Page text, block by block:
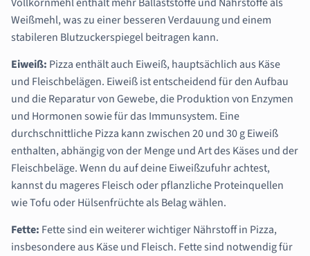
Weißmehl, was zu einer besseren Verdauung und einem
stabileren Blutzuckerspiegel beitragen kann.
Eiweiß: Pizza enthält auch Eiweiß, hauptsächlich aus Käse
und Fleischbelägen. Eiweiß ist entscheidend für den Aufbau
und die Reparatur von Gewebe, die Produktion von Enzymen
und Hormonen sowie für das Immunsystem. Eine
durchschnittliche Pizza kann zwischen 20 und 30 g Eiweiß
enthalten, abhängig von der Menge und Art des Käses und der
Fleischbeläge. Wenn du auf deine Eiweißzufuhr achtest,
kannst du mageres Fleisch oder pflanzliche Proteinquellen
wie Tofu oder Hülsenfrüchte als Belag wählen.
Fette: Fette sind ein weiterer wichtiger Nährstoff in Pizza,
insbesondere aus Käse und Fleisch. Fette sind notwendig für